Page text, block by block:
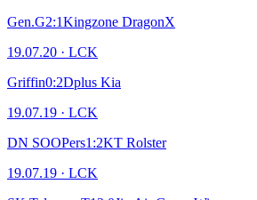
Gen.G2:1Kingzone DragonX
19.07.20 · LCK
Griffin0:2Dplus Kia
19.07.19 · LCK
DN SOOPers1 :2KT Rolster
19.07.19 · LCK